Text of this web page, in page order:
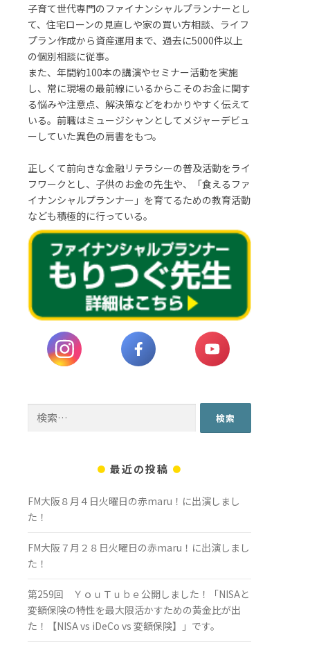
子育て世代専門のファイナンシャルプランナーとし
て、住宅ローンの見直しや家の買い方相談、ライフ
プラン作成から資産運用まで、過去に5000件以上
の個別相談に従事。
また、年間約100本の講演やセミナー活動を実施
し、常に現場の最前線にいるからこそのお金に関す
る悩みや注意点、解決策などをわかりやすく伝えて
いる。前職はミュージシャンとしてメジャーデビュ
ーしていた異色の肩書をもつ。
正しくて前向きな金融リテラシーの普及活動をライ
フワークとし、子供のお金の先生や、「食えるファ
イナンシャルプランナー」を育てるための教育活動
なども積極的に行っている。
索:
最近の投稿
FM大阪８月４日火曜日の赤maru！に出演しまし
た！
FM大阪７月２８日火曜日の赤maru！に出演しまし
た！
第259回 ＹｏｕＴｕｂｅ公開しました！「NISAと
変額保険の特性を最大限活かすための黄金比が出
た！【NISA vs iDeCo vs 変額保険】」です。